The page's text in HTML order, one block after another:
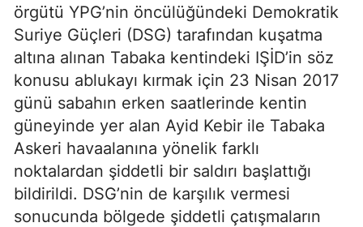
örgütü YPG’nin öncülüğündeki Demokratik
Suriye Güçleri (DSG) tarafından kuşatma
altına alınan Tabaka kentindeki IŞİD’in söz
konusu ablukayı kırmak için 23 Nisan 2017
günü sabahın erken saatlerinde kentin
güneyinde yer alan Ayid Kebir ile Tabaka
Askeri havaalanına yönelik farklı
noktalardan şiddetli bir saldırı başlattığı
bildirildi. DSG’nin de karşılık vermesi
sonucunda bölgede şiddetli çatışmaların